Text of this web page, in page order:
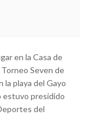
en la Casa de
Seven de
la playa del Gayo
estuvo presidido
del